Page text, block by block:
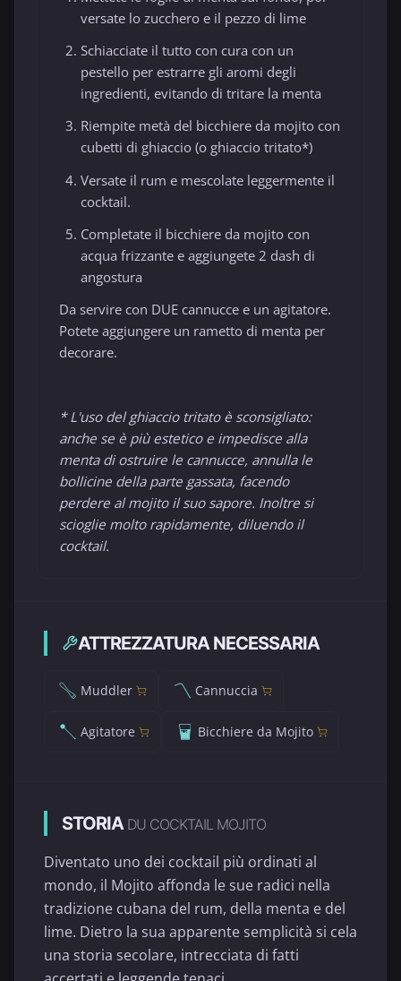
versate lo zucchero e il pezzo di lime
Schiacciate il tutto con cura con un
pestello per estrarre gli aromi degli
ingredienti, evitando di tritare la menta
Riempite metà del bicchiere da mojito con
cubetti di ghiaccio (o ghiaccio tritato*)
Versate il rum e mescolate leggermente il
cocktail.
Completate il bicchiere da mojito con
acqua frizzante e aggiungete 2 dash di
angostura
Da servire con DUE cannucce e un agitatore.
Potete aggiungere un rametto di menta per
decorare.
* L'uso del ghiaccio tritato è sconsigliato:
anche se è più estetico e impedisce alla
menta di ostruire le cannucce, annulla le
bollicine della parte gassata, facendo
perdere al mojito il suo sapore. Inoltre si
scioglie molto rapidamente, diluendo il
cocktail.
ATTREZZATURA NECESSARIA
Muddler Cannuccia
Agitatore Bicchiere da Mojito
STORIA DU COCKTAIL MOJITO
Diventato uno dei cocktail più ordinati al
mondo, il Mojito affonda le sue radici nella
tradizione cubana del rum, della menta e del
lime. Dietro la sua apparente semplicità si cela
una storia secolare, intrecciata di fatti